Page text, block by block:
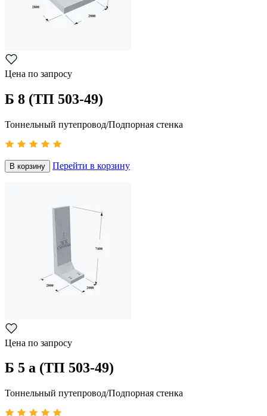
Цена по запросу
Б 8 (ТП 503-49)
Тоннельный путепровод/Подпорная стенка
В корзину Перейти в корзину
Цена по запросу
Б 5 а (ТП 503-49)
Тоннельный путепровод/Подпорная стенка